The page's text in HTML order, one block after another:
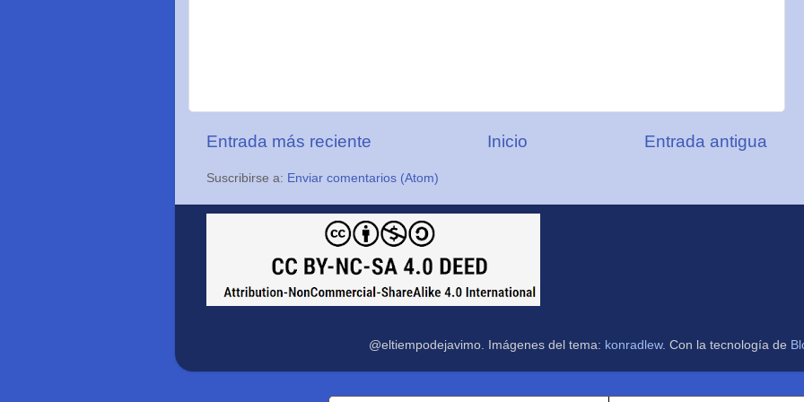
Entrada más reciente Entrada antigua
Inicio
Suscribirse a: Enviar comentarios (Atom)
@eltiempodejavimo. Imágenes del tema: konradlew. Con la tecnología de